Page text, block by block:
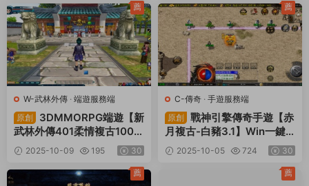
W-武林外傳 · 端遊服務端
原創
3DMMORPG端遊【新
武林外傳401柔情複古100級
強天位版】Linux手工服務端
+GM工具+網頁注冊+PC客
戶端+視頻架設教程
2025-10-09 195 30
薦
C-傳奇 · 手遊服務端
原創
戰神引擎傳奇手遊【赤
月複古-白豬3.1】Win一鍵
服務端+安卓蘋果雙端+GM
授權物品後台+視頻架設教
2025-10-05 724 30
薦
薦 薦